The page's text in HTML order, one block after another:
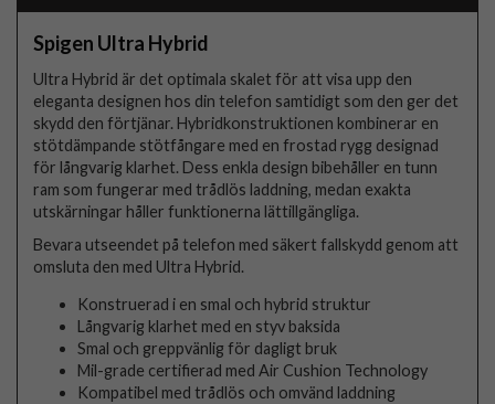
Spigen Ultra Hybrid
Ultra Hybrid är det optimala skalet för att visa upp den
eleganta designen hos din telefon samtidigt som den ger det
skydd den förtjänar. Hybridkonstruktionen kombinerar en
stötdämpande stötfångare med en frostad rygg designad
för långvarig klarhet. Dess enkla design bibehåller en tunn
ram som fungerar med trådlös laddning, medan exakta
utskärningar håller funktionerna lättillgängliga.
Bevara utseendet på telefon med säkert fallskydd genom att
omsluta den med Ultra Hybrid.
Konstruerad i en smal och hybrid struktur
Långvarig klarhet med en styv baksida
Smal och greppvänlig för dagligt bruk
Mil-grade certifierad med Air Cushion Technology
Kompatibel med trådlös och omvänd laddning